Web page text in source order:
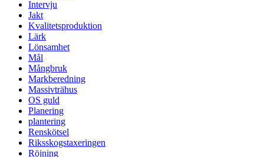
Intervju
Jakt
Kvalitetsproduktion
Lärk
Lönsamhet
Mål
Mångbruk
Markberedning
Massivträhus
OS guld
Planering
plantering
Renskötsel
Riksskogstaxeringen
Röjning